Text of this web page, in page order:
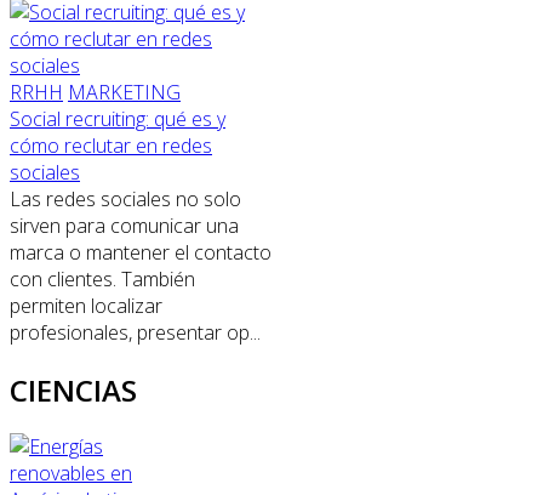
RRHH MARKETING
Social recruiting: qué es y
cómo reclutar en redes
sociales
Las redes sociales no solo
sirven para comunicar una
marca o mantener el contacto
con clientes. También
permiten localizar
profesionales, presentar op...
CIENCIAS